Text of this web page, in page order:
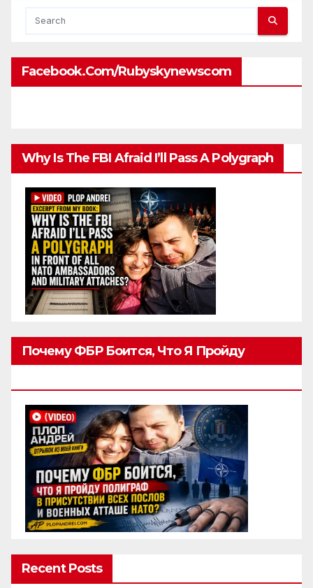
Facebook.com/rubyskynewscom
Why Is The FBI Afraid I’ll Pass A Polygraph
Почему ФБР Боится, Что Я Пройду
Recent Posts